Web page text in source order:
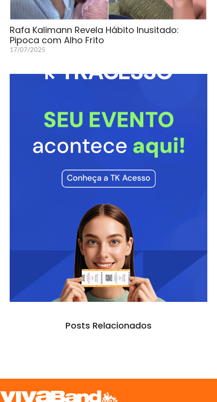
Rafa Kalimann Revela Hábito Inusitado:
Pipoca com Alho Frito
17/07/2025
Posts Relacionados